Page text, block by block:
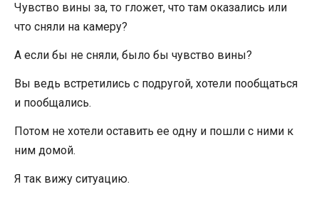
Чувство вины за, то гложет, что там оказались или
что сняли на камеру?
А если бы не сняли, было бы чувство вины?
Вы ведь встретились с подругой, хотели пообщаться
и пообщались.
Потом не хотели оставить ее одну и пошли с ними к
ним домой.
Я так вижу ситуацию.